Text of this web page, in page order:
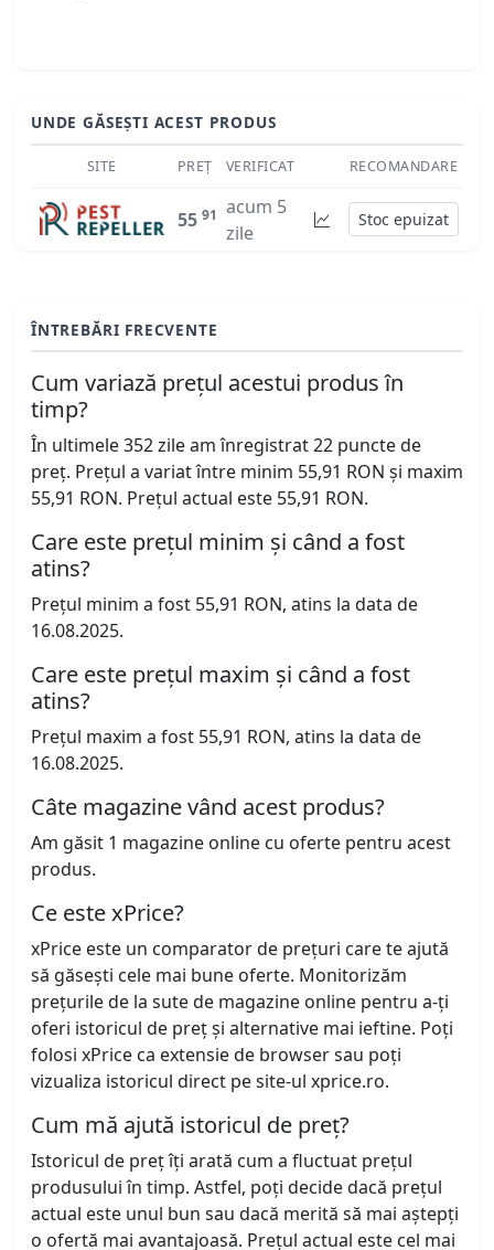
UNDE GĂSEȘTI ACEST PRODUS
SITE PREȚ VERIFICAT RECOMANDARE
55 91 acum 5
zile
Stoc epuizat
ÎNTREBĂRI FRECVENTE
Cum variază prețul acestui produs în
timp?
În ultimele 352 zile am înregistrat 22 puncte de
preț. Prețul a variat între minim 55,91 RON și maxim
55,91 RON. Prețul actual este 55,91 RON.
Care este prețul minim și când a fost
atins?
Prețul minim a fost 55,91 RON, atins la data de
16.08.2025.
Care este prețul maxim și când a fost
atins?
Prețul maxim a fost 55,91 RON, atins la data de
16.08.2025.
Câte magazine vând acest produs?
Am găsit 1 magazine online cu oferte pentru acest
produs.
Ce este xPrice?
xPrice este un comparator de prețuri care te ajută
să găsești cele mai bune oferte. Monitorizăm
prețurile de la sute de magazine online pentru a-ți
oferi istoricul de preț și alternative mai ieftine. Poți
folosi xPrice ca extensie de browser sau poți
vizualiza istoricul direct pe site-ul xprice.ro.
Cum mă ajută istoricul de preț?
Istoricul de preț îți arată cum a fluctuat prețul
produsului în timp. Astfel, poți decide dacă prețul
actual este unul bun sau dacă merită să mai aștepți
o ofertă mai avantajoasă. Prețul actual este cel mai